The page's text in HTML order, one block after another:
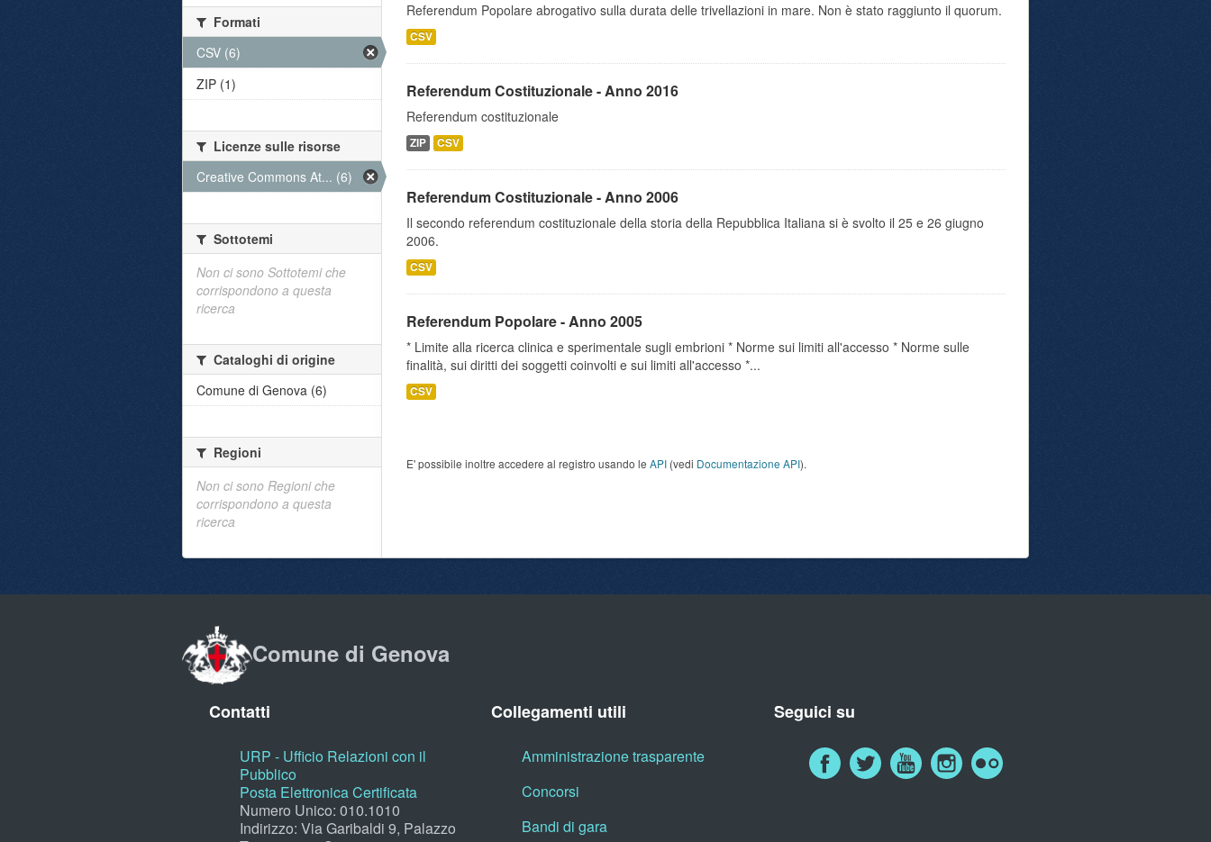
Referendum Popolare abrogativo sulla durata delle trivellazioni in mare. Non è stato raggiunto il quorum.
CSV
Referendum Costituzionale - Anno 2016
Referendum costituzionale
ZIP CSV
Referendum Costituzionale - Anno 2006
Il secondo referendum costituzionale della storia della Repubblica Italiana si è svolto il 25 e 26 giugno
2006.
CSV
Referendum Popolare - Anno 2005
* Limite alla ricerca clinica e sperimentale sugli embrioni * Norme sui limiti all'accesso * Norme sulle
finalità, sui diritti dei soggetti coinvolti e sui limiti all'accesso *...
CSV
E' possibile inoltre accedere al registro usando le API (vedi Documentazione API).
Formati
CSV (6)
ZIP (1)
Licenze sulle risorse
Creative Commons At... (6)
Sottotemi
Non ci sono Sottotemi che
corrispondono a questa
ricerca
Cataloghi di origine
Comune di Genova (6)
Regioni
Non ci sono Regioni che
corrispondono a questa
ricerca
Comune di Genova
Contatti
URP - Ufficio Relazioni con il
Pubblico
Posta Elettronica Certificata
Numero Unico: 010.1010
Indirizzo: Via Garibaldi 9, Palazzo
Collegamenti utili
Amministrazione trasparente
Concorsi
Bandi di gara
Seguici su